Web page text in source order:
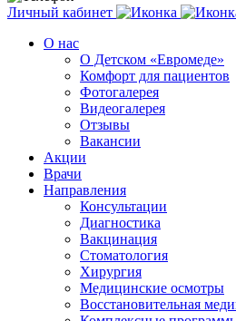
Личный кабинет
О нас
О Детском «Евромеде»
Комфорт для пациентов
Фотогалерея
Видеогалерея
Отзывы
Вакансии
Акции
Врачи
Направления
Консультации
Диагностика
Вакцинация
Стоматология
Хирургия
Медицинские осмотры
Восстановительная